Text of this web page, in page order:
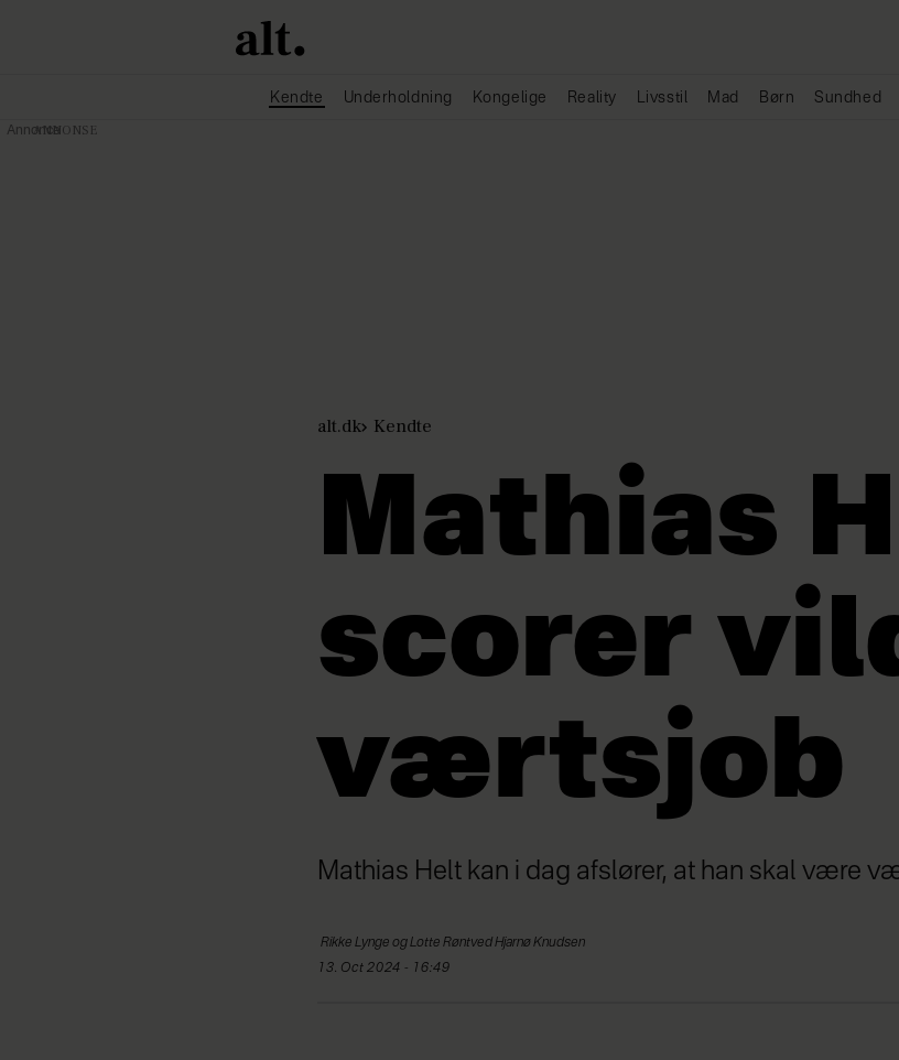
Kendte Underholdning Kongelige Reality Livsstil Mad Børn Sundhed
alt.dk Kendte
Mathias
scorer
værtsjob
Mathias Helt kan i dag afslører, at han skal være
Rikke Lynge ogLotte Røntved Hjarnø Knudsen
13. Oct 2024 - 16:49
Annonce